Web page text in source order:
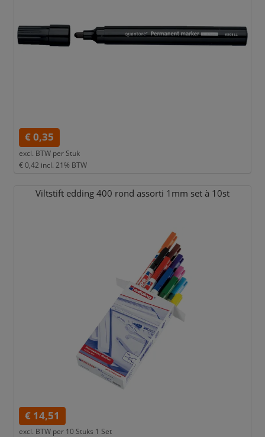
€ 0,35
excl. BTW per Stuk
€ 0,42 incl. 21% BTW
Viltstift edding 400 rond assorti 1mm set à 10st
€ 14,51
excl. BTW per 10 Stuks 1 Set